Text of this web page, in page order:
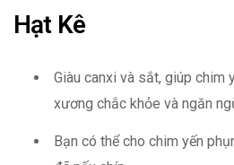
Hạt Kê
Giàu canxi và sắt, giúp chim
xương chắc khỏe và ngăn
Bạn có thể cho chim yến